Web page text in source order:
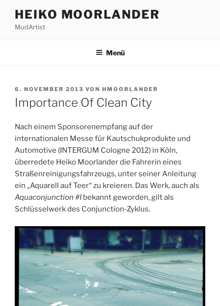
Inhalt
springen
HEIKO MOORLANDER
MudArtist
Menü
VERÖFFENTLICHT
AM
6. NOVEMBER 2013 VON HMOORLANDER
Importance Of Clean City
Nach einem Sponsorenempfang auf der
internationalen Messe für Kautschukprodukte und
Automotive (INTERGUM Cologne 2012) in Köln,
überredete Heiko Moorlander die Fahrerin eines
Straßenreinigungsfahrzeugs, unter seiner Anleitung
ein „Aquarell auf Teer“ zu kreieren. Das Werk, auch als
Aquaconjunction #I bekannt geworden, gilt als
Schlüsselwerk des Conjunction-Zyklus.